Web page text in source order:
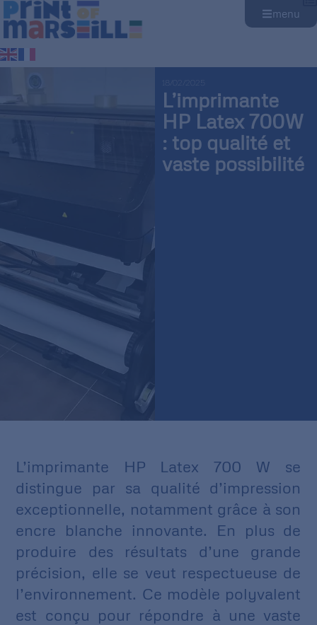
menu
18/02/2025
L’imprimante
HP Latex 700W
: top qualité et
vaste possibilité
L’imprimante HP Latex 700 W se
distingue par sa qualité d’impression
exceptionnelle, notamment grâce à son
encre blanche innovante. En plus de
produire des résultats d’une grande
précision, elle se veut respectueuse de
l’environnement. Ce modèle polyvalent
est conçu pour répondre à une vaste